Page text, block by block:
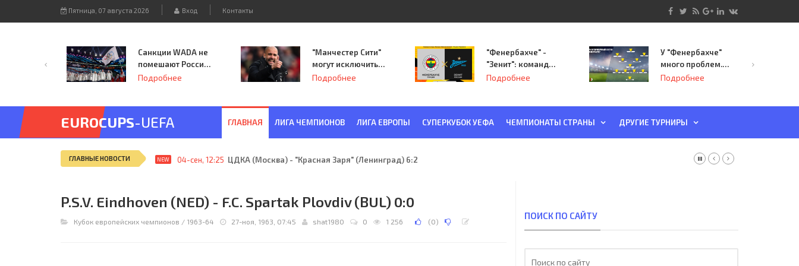
Пятница, 07 августа 2026 Вход Контакты
Санкции WADA не
помешают России
принять
Подробнее
"Манчестер Сити"
могут исключить
из Лиги
Подробнее
"Фенербахче" -
"Зенит": команда
Семака начинает
Подробнее
У "Фенербахче"
много проблем.
Но он опасен для
Подробнее
EUROCUPS-UEFA ГЛАВНАЯ ЛИГА ЧЕМПИОНОВ ЛИГА ЕВРОПЫ СУПЕРКУБОК УЕФА ЧЕМПИОНАТЫ СТРАНЫ ДРУГИЕ ТУРНИРЫ
ГЛАВНЫЕ НОВОСТИ NEW 04-сен, 12:25 ЦДКА (Москва) - "Красная Заря" (Ленинград) 6:2
P.S.V. Eindhoven (NED) - F.C. Spartak Plovdiv (BUL) 0:0
Кубок европейских чемпионов / 1963-64 27-ноя, 1963, 07:45 shat1980 0 1 256 (0)
ПОИСК ПО САЙТУ